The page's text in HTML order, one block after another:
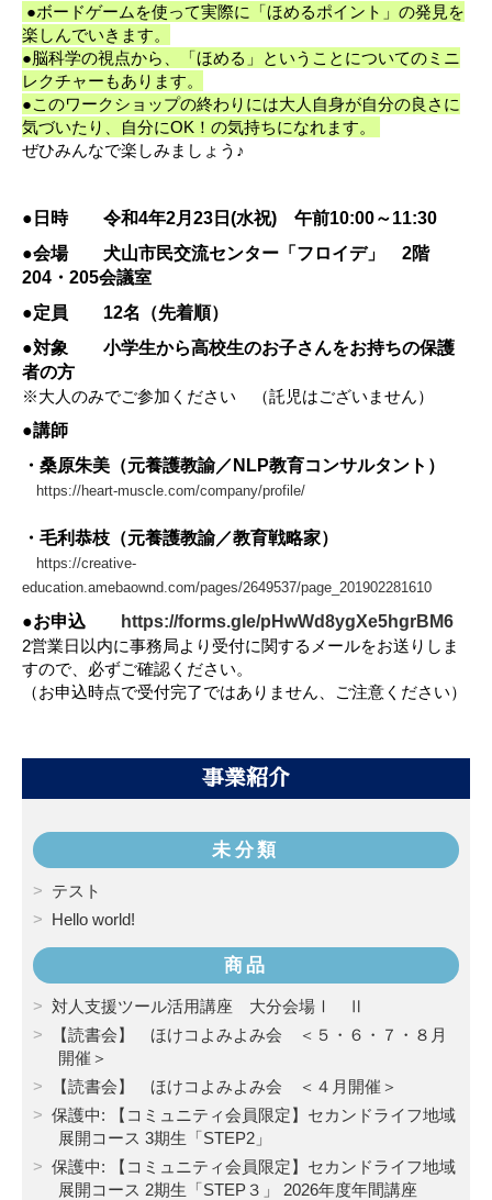
●ボードゲームを使って実際に「ほめるポイント」の発見を
楽しんでいきます。
●脳科学の視点から、「ほめる」ということについてのミニ
レクチャーもあります。
●このワークショップの終わりには大人自身が自分の良さに
気づいたり、自分にOK！の気持ちになれます。
ぜひみんなで楽しみましょう♪
●日時 令和4年2月23日(水祝) 午前10:00～11:30
●会場 犬山市民交流センター「フロイデ」 2階
204・205会議室
●定員 12名（先着順）
●対象 小学生から高校生のお子さんをお持ちの保護
者の方
※大人のみでご参加ください （託児はございません）
●講師
・桑原朱美（元養護教諭／NLP教育コンサルタント）
https://heart-muscle.com/company/profile/
・毛利恭枝（元養護教諭／教育戦略家）
https://creative-
education.amebaownd.com/pages/2649537/page_201902281610
●お申込
https://forms.gle/pHwWd8ygXe5hgrBM6
2営業日以内に事務局より受付に関するメールをお送りしま
すので、必ずご確認ください。
（お申込時点で受付完了ではありません、ご注意ください）
事業紹介
未分類
テスト
Hello world!
商品
対人支援ツール活用講座 大分会場Ⅰ Ⅱ
【読書会】 ほけコよみよみ会 ＜５・６・７・８月
開催＞
【読書会】 ほけコよみよみ会 ＜４月開催＞
保護中: 【コミュニティ会員限定】セカンドライフ地域
展開コース 3期生「STEP2」
保護中: 【コミュニティ会員限定】セカンドライフ地域
展開コース 2期生「STEP３」 2026年度年間講座